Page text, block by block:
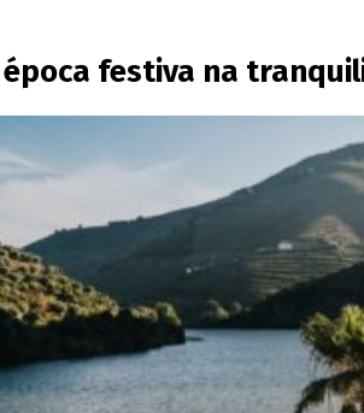
época festiva na